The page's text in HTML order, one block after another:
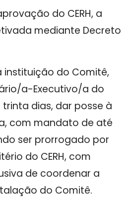
do CERH, a
mediante Decreto
instituição do Comitê,
a-Executivo/a do
trinta dias, dar posse à
com mandato de até
ser prorrogado por
do CERH, com
de coordenar a
do Comitê.